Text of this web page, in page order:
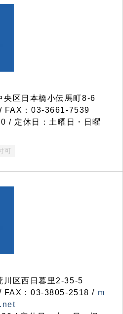
区日本橋小伝馬町8-6
FAX：03-3661-7539
/ 定休日：土曜日・日曜
可
区西日暮里2-35-5
FAX：03-3805-2518 / m